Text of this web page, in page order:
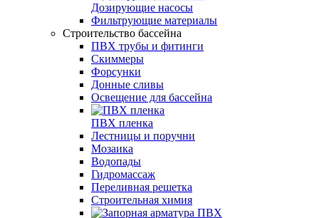
Дозирующие насосы
Фильтрующие материалы
Строительство бассейна
ПВХ трубы и фитинги
Скиммеры
Форсунки
Донные сливы
Освещение для бассейна
ПВХ пленка
Лестницы и поручни
Мозаика
Водопады
Гидромассаж
Переливная решетка
Строительная химия